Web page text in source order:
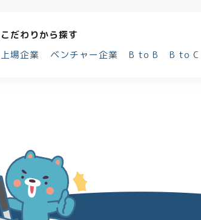
こだわりから探す
上場企業
ベンチャー企業 B to B B to C